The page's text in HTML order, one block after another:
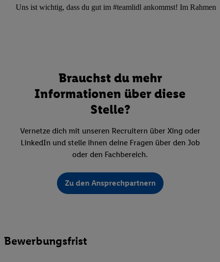
Uns ist wichtig, dass du gut im #teamlidl ankommst! Im Rahmen
Brauchst du mehr
Informationen über diese
Stelle?
Vernetze dich mit unseren Recruitern über Xing oder
LinkedIn und stelle ihnen deine Fragen über den Job
oder den Fachbereich.
Zu den Ansprechpartnern
Bewerbungsfrist